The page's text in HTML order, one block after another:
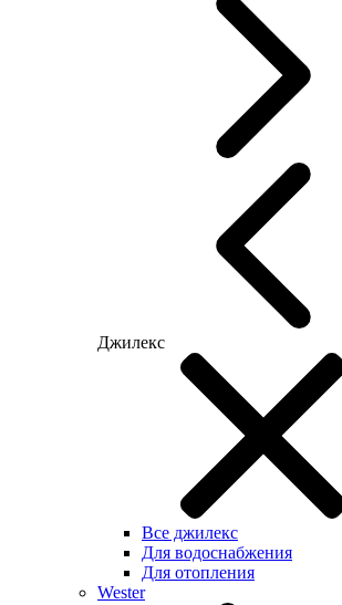
Джилекс
Все джилекс
Для водоснабжения
Для отопления
Wester